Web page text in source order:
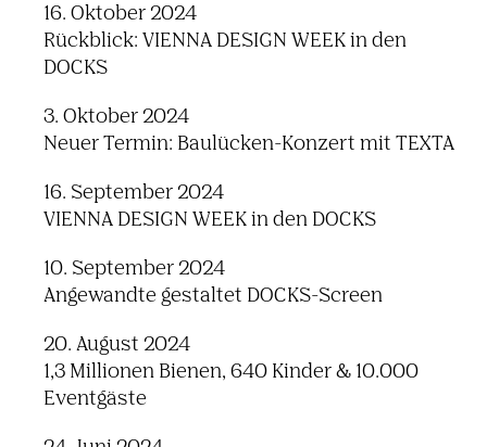
16. Oktober 2024
Rückblick: VIENNA DESIGN WEEK in den
DOCKS
3. Oktober 2024
Neuer Termin: Baulücken-Konzert mit TEXTA
16. September 2024
VIENNA DESIGN WEEK in den DOCKS
10. September 2024
Angewandte gestaltet DOCKS-Screen
20. August 2024
1,3 Millionen Bienen, 640 Kinder & 10.000
Eventgäste